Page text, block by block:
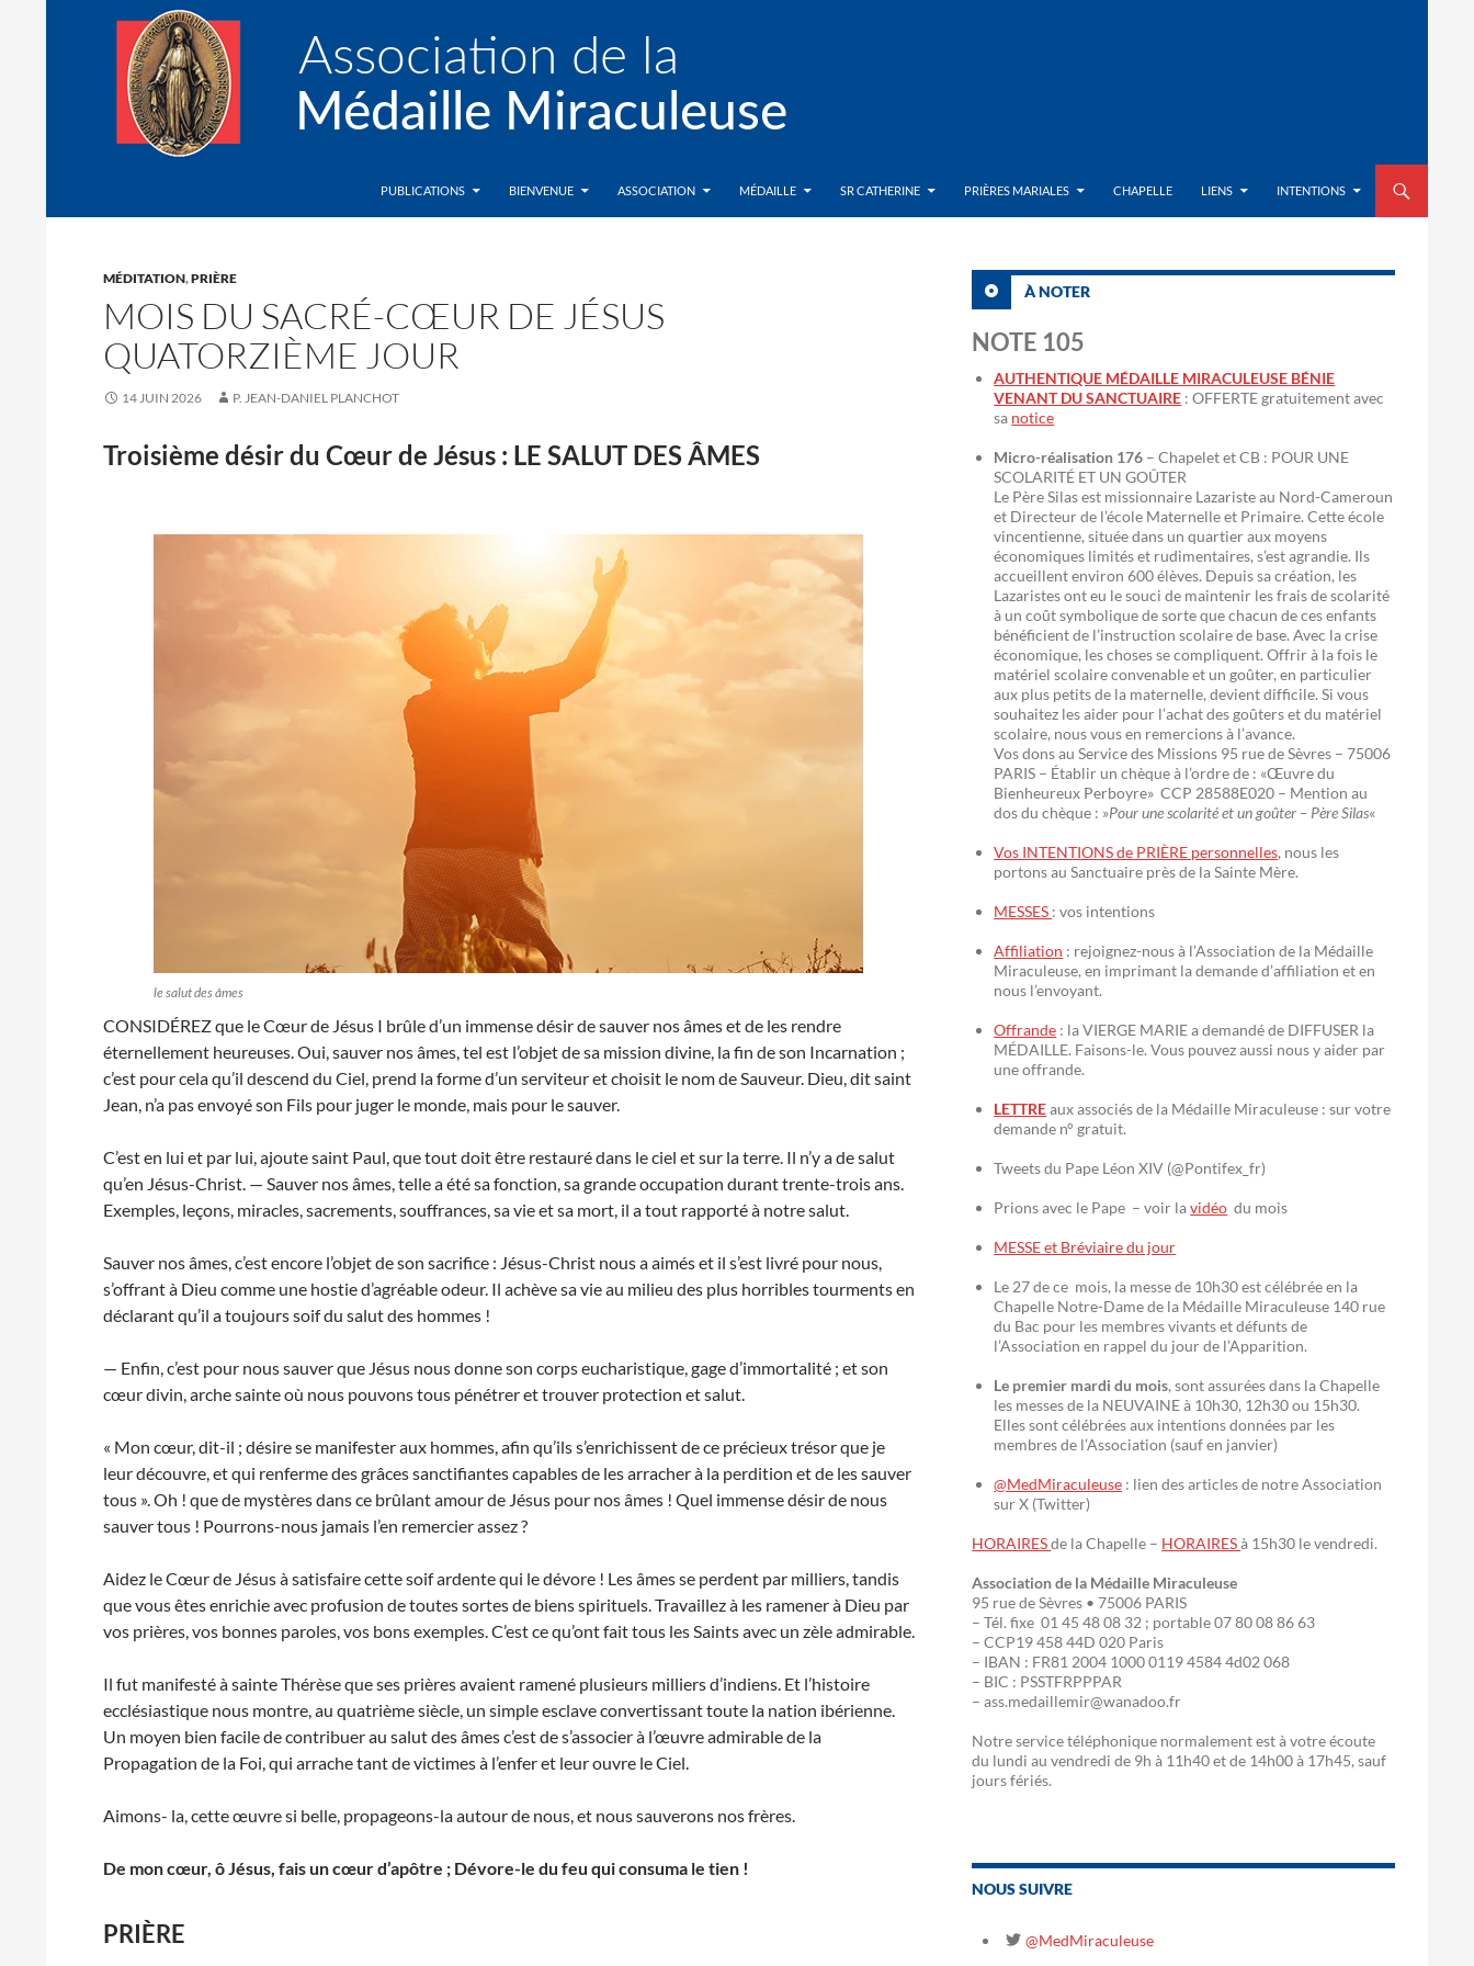
Association de la Médaille MiraculeusePUBLICATIONS
BIENVENUE ASSOCIATION MÉDAILLE SR CATHERINE PRIÈRES MARIALES CHAPELLE LIENS INTENTIONS
MÉDITATION,PRIÈRE
MOIS DU SACRÉ-CŒUR DE JÉSUS
QUATORZIÈME JOUR
14 JUIN 2026 P. JEAN-DANIEL PLANCHOT
Troisième désir du Cœur de Jésus : LE SALUT DES ÂMES
le salut des âmes
CONSIDÉREZ que le Cœur de Jésus I brûle d’un immense désir de sauver nos âmes et de les rendre
éternellement heureuses. Oui, sauver nos âmes, tel est l’objet de sa mission divine, la fin de son Incarnation ;
c’est pour cela qu’il descend du Ciel, prend la forme d’un serviteur et choisit le nom de Sauveur. Dieu, dit saint
Jean, n’a pas envoyé son Fils pour juger le monde, mais pour le sauver.
C’est en lui et par lui, ajoute saint Paul, que tout doit être restauré dans le ciel et sur la terre. Il n’y a de salut
qu’en Jésus-Christ. — Sauver nos âmes, telle a été sa fonction, sa grande occupation durant trente-trois ans.
Exemples, leçons, miracles, sacrements, souffrances, sa vie et sa mort, il a tout rapporté à notre salut.
Sauver nos âmes, c’est encore l’objet de son sacrifice : Jésus-Christ nous a aimés et il s’est livré pour nous,
s’offrant à Dieu comme une hostie d’agréable odeur. Il achève sa vie au milieu des plus horribles tourments en
déclarant qu’il a toujours soif du salut des hommes !
— Enfin, c’est pour nous sauver que Jésus nous donne son corps eucharistique, gage d’immortalité ; et son
cœur divin, arche sainte où nous pouvons tous pénétrer et trouver protection et salut.
« Mon cœur, dit-il ; désire se manifester aux hommes, afin qu’ils s’enrichissent de ce précieux trésor que je
leur découvre, et qui renferme des grâces sanctifiantes capables de les arracher à la perdition et de les sauver
tous ». Oh ! que de mystères dans ce brûlant amour de Jésus pour nos âmes ! Quel immense désir de nous
sauver tous ! Pourrons-nous jamais l’en remercier assez ?
Aidez le Cœur de Jésus à satisfaire cette soif ardente qui le dévore ! Les âmes se perdent par milliers, tandis
que vous êtes enrichie avec profusion de toutes sortes de biens spirituels. Travaillez à les ramener à Dieu par
vos prières, vos bonnes paroles, vos bons exemples. C’est ce qu’ont fait tous les Saints avec un zèle admirable.
Il fut manifesté à sainte Thérèse que ses prières avaient ramené plusieurs milliers d’indiens. Et l’histoire
ecclésiastique nous montre, au quatrième siècle, un simple esclave convertissant toute la nation ibérienne.
Un moyen bien facile de contribuer au salut des âmes c’est de s’associer à l’œuvre admirable de la
Propagation de la Foi, qui arrache tant de victimes à l’enfer et leur ouvre le Ciel.
Aimons- la, cette œuvre si belle, propageons-la autour de nous, et nous sauverons nos frères.
De mon cœur, ô Jésus, fais un cœur d’apôtre ; Dévore-le du feu qui consuma le tien !
PRIÈRE
À NOTER
NOTE 105
AUTHENTIQUE MÉDAILLE MIRACULEUSE BÉNIE
VENANT DU SANCTUAIRE : OFFERTE gratuitement avec
sa notice
Micro-réalisation 176 – Chapelet et CB : POUR UNE
SCOLARITÉ ET UN GOÛTER
Le Père Silas est missionnaire Lazariste au Nord-Cameroun
et Directeur de l’école Maternelle et Primaire. Cette école
vincentienne, située dans un quartier aux moyens
économiques limités et rudimentaires, s’est agrandie. Ils
accueillent environ 600 élèves. Depuis sa création, les
Lazaristes ont eu le souci de maintenir les frais de scolarité
à un coût symbolique de sorte que chacun de ces enfants
bénéficient de l’instruction scolaire de base. Avec la crise
économique, les choses se compliquent. Offrir à la fois le
matériel scolaire convenable et un goûter, en particulier
aux plus petits de la maternelle, devient difficile. Si vous
souhaitez les aider pour l’achat des goûters et du matériel
scolaire, nous vous en remercions à l’avance.
Vos dons au Service des Missions 95 rue de Sèvres – 75006
PARIS – Établir un chèque à l’ordre de : «Œuvre du
Bienheureux Perboyre» CCP 28588E020 – Mention au
dos du chèque : »Pour une scolarité et un goûter – Père Silas«
Vos INTENTIONS de PRIÈRE personnelles, nous les
portons au Sanctuaire près de la Sainte Mère.
MESSES : vos intentions
Affiliation : rejoignez-nous à l’Association de la Médaille
Miraculeuse, en imprimant la demande d’affiliation et en
nous l’envoyant.
Offrande : la VIERGE MARIE a demandé de DIFFUSER la
MÉDAILLE. Faisons-le. Vous pouvez aussi nous y aider par
une offrande.
LETTREaux associés de la Médaille Miraculeuse : sur votre
demande n° gratuit.
Tweets du Pape Léon XIV (@Pontifex_fr)
Prions avec le Pape – voir lavidéo du mois
MESSE et Bréviaire du jour
Le 27 de ce mois, la messe de 10h30 est célébrée en la
Chapelle Notre-Dame de la Médaille Miraculeuse 140 rue
du Bac pour les membres vivants et défunts de
l’Association en rappel du jour de l’Apparition.
Le premier mardi du mois, sont assurées dans la Chapelle
les messes de la NEUVAINE à 10h30, 12h30 ou 15h30.
Elles sont célébrées aux intentions données par les
membres de l’Association (sauf en janvier)
@MedMiraculeuse : lien des articles de notre Association
sur X (Twitter)
HORAIRESde la Chapelle – HORAIRESà 15h30 le vendredi.
Association de la Médaille Miraculeuse
95 rue de Sèvres • 75006 PARIS
– Tél. fixe 01 45 48 08 32 ; portable 07 80 08 86 63
– CCP19 458 44D 020 Paris
– IBAN : FR81 2004 1000 0119 4584 4d02 068
– BIC : PSSTFRPPPAR
– ass.medaillemir@wanadoo.fr
Notre service téléphonique normalement est à votre écoute
du lundi au vendredi de 9h à 11h40 et de 14h00 à 17h45, sauf
jours fériés.
NOUS SUIVRE
@MedMiraculeuse